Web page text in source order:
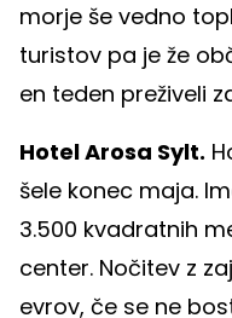
morje še vedno
turistov pa je že
en teden preživeli
Hotel Arosa Sylt.
šele konec maja.
3.500 kvadratnih
center. Nočitev z
evrov, če se ne